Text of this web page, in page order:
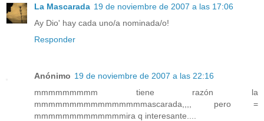
La Mascarada 19 de noviembre de 2007 a las 17:06
Ay Dio' hay cada uno/a nominada/o!
Responder
Anónimo 19 de noviembre de 2007 a las 22:16
mmmmmmmmm tiene razón la
mmmmmmmmmmmmmmmmascarada,,,, pero =
mmmmmmmmmmmmmira q interesante....